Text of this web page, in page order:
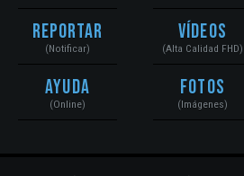
Reportar
(Notificar)
Ayuda
(Online)
Vídeos
(Alta Calidad FHD)
Fotos
(Imágenes)